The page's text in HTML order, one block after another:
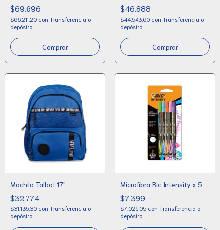
$69.696
$66.211,20 con Transferencia o
depósito
Comprar
$46.888
$44.543,60 con Transferencia o
depósito
Comprar
Mochila Talbot 17"
$32.774
$31.135,30 con Transferencia o
depósito
Microfibra Bic Intensity x 5
$7.399
$7.029,05 con Transferencia o
depósito